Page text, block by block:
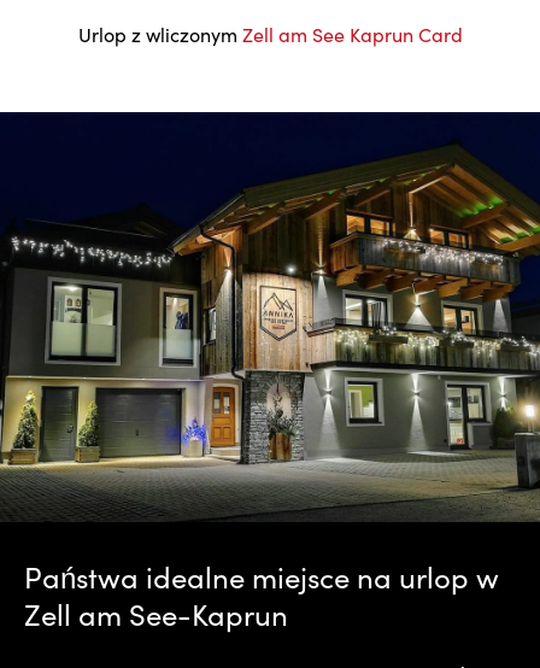
Urlop z wliczonym Zell am See Kaprun Card
Państwa idealne miejsce na urlop w
Zell am See-Kaprun